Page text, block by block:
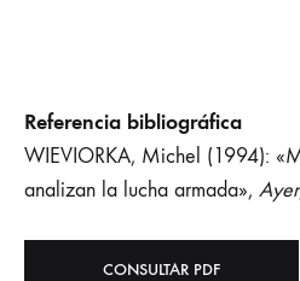
Referencia bibliográfica
WIEVIORKA, Michel (1994):
analizan la lucha armada», Ayer
CONSULTAR PDF